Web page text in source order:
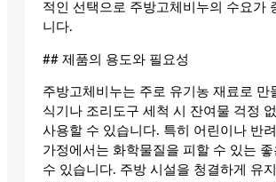
적인 선택으로 주방고체비누의 수요가
니다.
## 제품의 용도와 필요성
주방고체비누는 주로 유기농 재료로 만
식기나 조리도구 세척 시 잔여물 걱정
사용할 수 있습니다. 특히 어린이나 반
가정에서는 화학물질을 피할 수 있는 좋
수 있습니다. 주방 시설을 청결하게 유